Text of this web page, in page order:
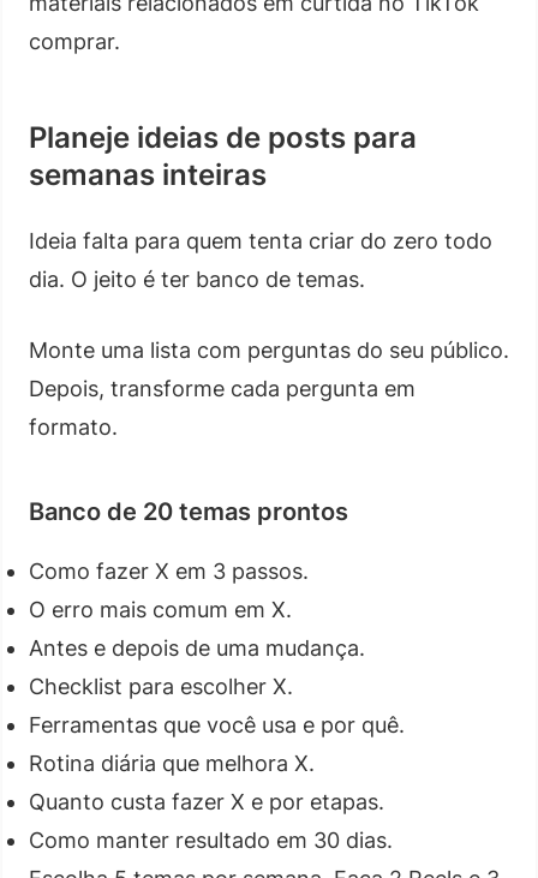
comprar.
Planeje ideias de posts para
semanas inteiras
Ideia falta para quem tenta criar do zero todo
dia. O jeito é ter banco de temas.
Monte uma lista com perguntas do seu público.
Depois, transforme cada pergunta em
formato.
Banco de 20 temas prontos
Como fazer X em 3 passos.
O erro mais comum em X.
Antes e depois de uma mudança.
Checklist para escolher X.
Ferramentas que você usa e por quê.
Rotina diária que melhora X.
Quanto custa fazer X e por etapas.
Como manter resultado em 30 dias.